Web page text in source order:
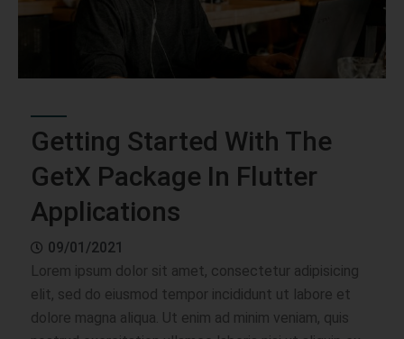
Getting Started With The
GetX Package In Flutter
Applications
09/01/2021
Lorem ipsum dolor sit amet, consectetur adipisicing
elit, sed do eiusmod tempor incididunt ut labore et
dolore magna aliqua. Ut enim ad minim veniam, quis